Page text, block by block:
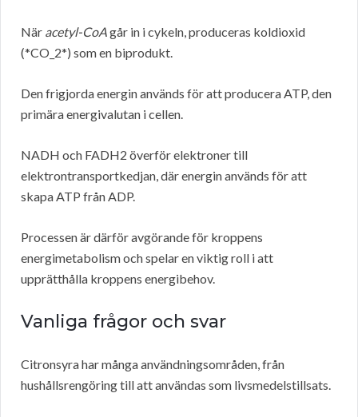
När acetyl-CoAgår in i cykeln, produceras koldioxid
(*CO_2*) som en biprodukt.
Den frigjorda energin används för att producera ATP, den
primära energivalutan i cellen.
NADH och FADH2 överför elektroner till
elektrontransportkedjan, där energin används för att
skapa ATP från ADP.
Processen är därför avgörande för kroppens
energimetabolism och spelar en viktig roll i att
upprätthålla kroppens energibehov.
Vanliga frågor och svar
Citronsyra har många användningsområden, från
hushållsrengöring till att användas som livsmedelstillsats.